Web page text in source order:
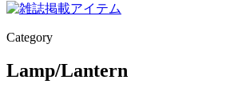
Category
Lamp/Lantern